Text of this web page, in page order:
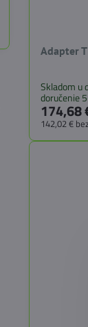
Adapter
Skladom u
doručenie
174,68
142,02 €